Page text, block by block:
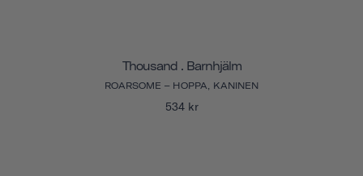
Thousand . Barnhjälm
ROARSOME – HOPPA, KANINEN
534 kr